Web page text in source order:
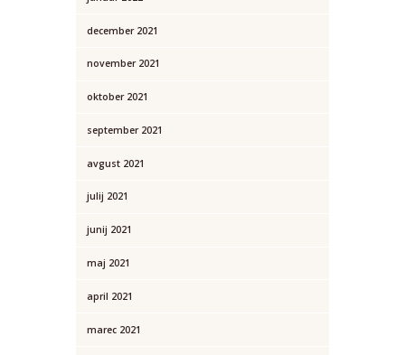
december 2021
november 2021
oktober 2021
september 2021
avgust 2021
julij 2021
junij 2021
maj 2021
april 2021
marec 2021